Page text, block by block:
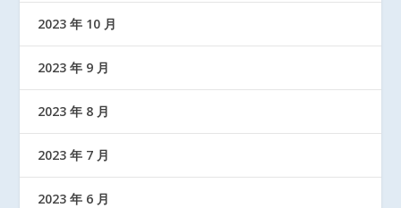
2023 年 10 月
2023 年 9 月
2023 年 8 月
2023 年 7 月
2023 年 6 月